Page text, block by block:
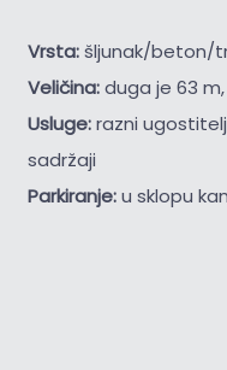
Vrsta:šljunak/beton/
Veličina:duga je 63
Usluge:razni
sadržaji
Parkiranje:u sklopu